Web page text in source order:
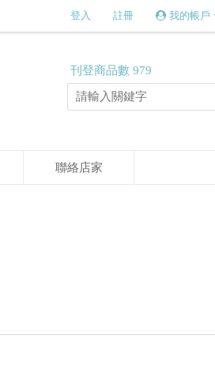
登入 註冊 我的帳戶
刊登商品數 979
聯絡店家